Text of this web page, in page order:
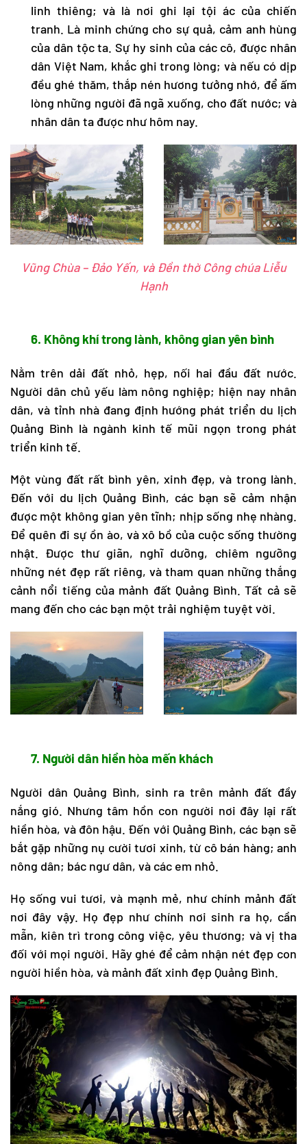
linh thiêng; và là nơi ghi lại tội ác của chiến
tranh. Là minh chứng cho sự quả, cảm anh hùng
của dân tộc ta. Sự hy sinh của các cô, được nhân
dân Việt Nam, khắc ghi trong lòng; và nếu có dịp
đều ghé thăm, thắp nén hương tưởng nhớ, để ấm
lòng những người đã ngã xuống, cho đất nước; và
nhân dân ta được như hôm nay.
Vũng Chùa – Đảo Yến, và Đền thờ Công chúa Liễu
Hạnh
6. Không khí trong lành, không gian yên bình
Nằm trên dải đất nhỏ, hẹp, nối hai đầu đất nước.
Người dân chủ yếu làm nông nghiệp; hiện nay nhân
dân, và tỉnh nhà đang định hướng phát triển du lịch
Quảng Bình là ngành kinh tế mũi ngọn trong phát
triển kinh tế.
Một vùng đất rất bình yên, xinh đẹp, và trong lành.
Đến với du lịch Quảng Bình, các bạn sẽ cảm nhận
được một không gian yên tĩnh; nhịp sống nhẹ nhàng.
Để quên đi sự ồn ào, và xô bồ của cuộc sống thường
nhật. Được thư giãn, nghĩ dưỡng, chiêm ngưỡng
những nét đẹp rất riêng, và tham quan những thắng
cảnh nổi tiếng của mảnh đất Quảng Bình. Tất cả sẽ
mang đến cho các bạn một trải nghiệm tuyệt vời.
7. Người dân hiền hòa mến khách
Người dân Quảng Bình, sinh ra trên mảnh đất đầy
nắng gió. Nhưng tâm hồn con người nơi đây lại rất
hiền hòa, và đôn hậu. Đến với Quảng Bình, các bạn sẽ
bắt gặp những nụ cười tươi xinh, từ cô bán hàng; anh
nông dân; bác ngư dân, và các em nhỏ.
Họ sống vui tươi, và mạnh mẻ, như chính mảnh đất
nơi đây vậy. Họ đẹp như chính nơi sinh ra họ, cần
mẫn, kiên trì trong công việc, yêu thương; và vị tha
đối với mọi người. Hãy ghé để cảm nhận nét đẹp con
người hiền hòa, và mảnh đất xinh đẹp Quảng Bình.